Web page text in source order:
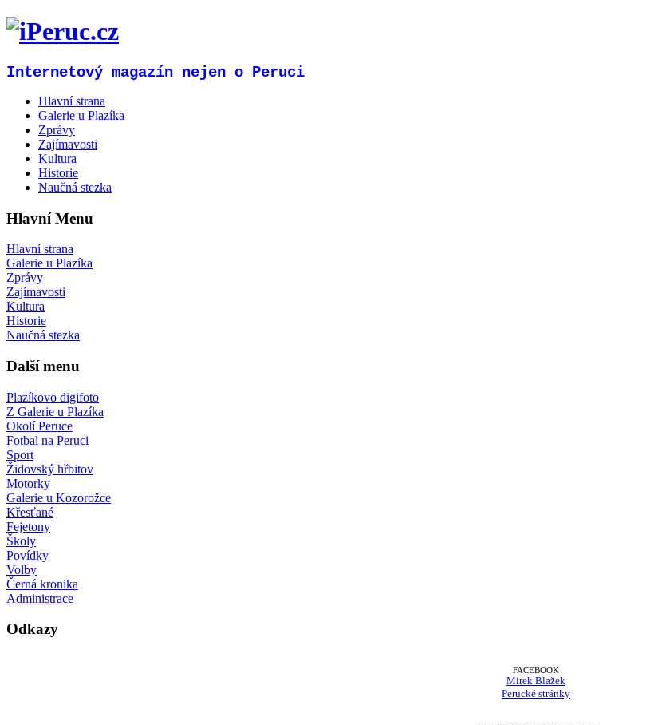
Internetový magazín nejen o Peruci
Hlavní strana
Galerie u Plazíka
Zprávy
Zajímavosti
Kultura
Historie
Naučná stezka
Hlavní Menu
Hlavní strana
Galerie u Plazíka
Zprávy
Zajímavosti
Kultura
Historie
Naučná stezka
Další menu
Plazíkovo digifoto
Z Galerie u Plazíka
Okolí Peruce
Fotbal na Peruci
Sport
Židovský hřbitov
Motorky
Galerie u Kozorožce
Křesťané
Fejetony
Školy
Povídky
Volby
Černá kronika
Administrace
Odkazy
FACEBOOK
Mirek Blažek
Perucké stránky